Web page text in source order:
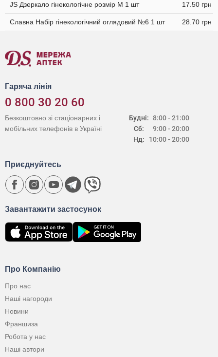
JS Дзеркало гінекологічне розмір M 1 шт 17.50 грн
Славна Набір гінекологічний оглядовий №6 1 шт 28.70 грн
Гаряча лінія
0 800 30 20 60
Будні:
Сб:
Нд:
8:00 - 21:00
9:00 - 20:00
10:00 - 20:00
Безкоштовно зі стаціонарних і
мобільних телефонів в Україні
Про Компанію
Про нас
Наші нагороди
Новини
Франшиза
Робота у нас
Наші автори
Завантажити застосунок
Приєднуйтесь